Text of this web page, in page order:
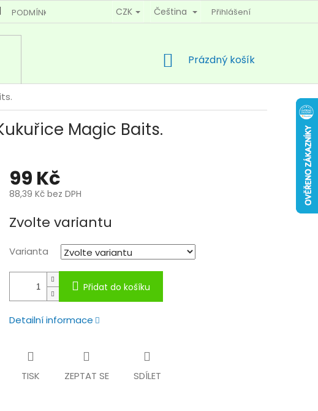
PODMÍNKY OCHRANY OSOBNÍCH ÚDAJŮ KONTAKTY
CZK Čeština Přihlášení
NÁKUPNÍ
Prázdný košík
Magic Baits.
99 Kč
88,39 Kč bez DPH
cena:
Zvolte variantu
Varianta
Přidat do košíku
Detailní informace
TISK ZEPTAT SE SDÍLET